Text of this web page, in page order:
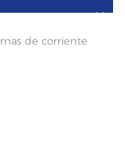
de corriente